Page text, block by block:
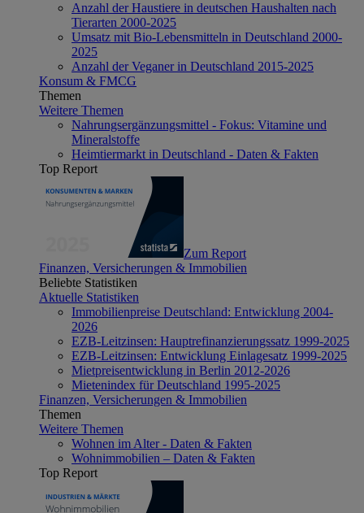
Anzahl der Haustiere in deutschen Haushalten nach
Tierarten 2000-2025
Umsatz mit Bio-Lebensmitteln in Deutschland 2000-
2025
Anzahl der Veganer in Deutschland 2015-2025
Konsum & FMCG
Themen
Weitere Themen
Nahrungsergänzungsmittel - Fokus: Vitamine und
Mineralstoffe
Heimtiermarkt in Deutschland - Daten & Fakten
Top Report
Zum Report
Finanzen, Versicherungen & Immobilien
Beliebte Statistiken
Aktuelle Statistiken
Immobilienpreise Deutschland: Entwicklung 2004-
2026
EZB-Leitzinsen: Hauptrefinanzierungssatz 1999-2025
EZB-Leitzinsen: Entwicklung Einlagesatz 1999-2025
Mietpreisentwicklung in Berlin 2012-2026
Mietenindex für Deutschland 1995-2025
Finanzen, Versicherungen & Immobilien
Themen
Weitere Themen
Wohnen im Alter - Daten & Fakten
Wohnimmobilien – Daten & Fakten
Top Report